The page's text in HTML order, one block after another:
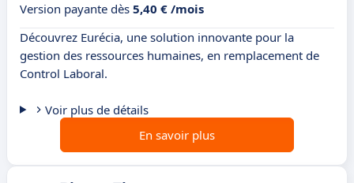
Version payante dès 5,40 € /mois
Découvrez Eurécia, une solution innovante pour la
gestion des ressources humaines, en remplacement de
Control Laboral.
Voir plus de détails
En savoir plus